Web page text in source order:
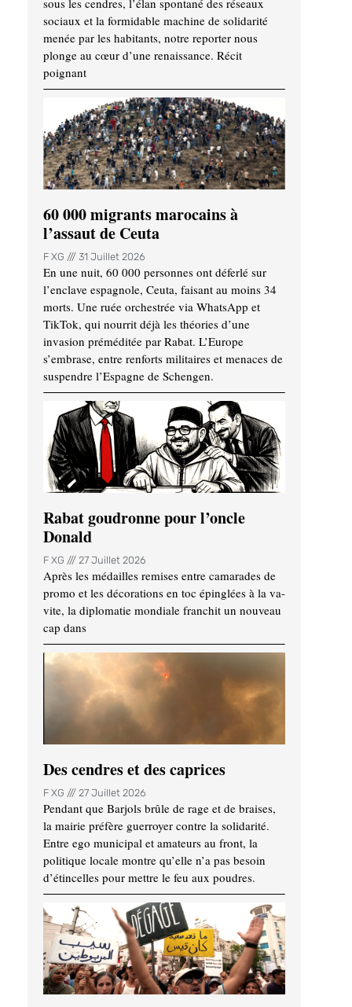
sous les cendres, l’élan spontané des réseaux
sociaux et la formidable machine de solidarité
menée par les habitants, notre reporter nous
plonge au cœur d’une renaissance. Récit
poignant
60 000 migrants marocains à
l’assaut de Ceuta
F XG 31 Juillet 2026
En une nuit, 60 000 personnes ont déferlé sur
l’enclave espagnole, Ceuta, faisant au moins 34
morts. Une ruée orchestrée via WhatsApp et
TikTok, qui nourrit déjà les théories d’une
invasion préméditée par Rabat. L’Europe
s’embrase, entre renforts militaires et menaces de
suspendre l’Espagne de Schengen.
Rabat goudronne pour l’oncle
Donald
F XG 27 Juillet 2026
Après les médailles remises entre camarades de
promo et les décorations en toc épinglées à la va-
vite, la diplomatie mondiale franchit un nouveau
cap dans
Des cendres et des caprices
F XG 27 Juillet 2026
Pendant que Barjols brûle de rage et de braises,
la mairie préfère guerroyer contre la solidarité.
Entre ego municipal et amateurs au front, la
politique locale montre qu’elle n’a pas besoin
d’étincelles pour mettre le feu aux poudres.